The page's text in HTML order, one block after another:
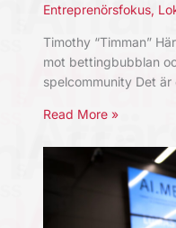
Entreprenörsfokus,
Timothy “Timman”
mot bettingbubblan
spelcommunity Det
Read More »